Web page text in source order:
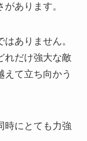
あります。
ありません。
れだけ強大な敵
えて立ち向かう
時にとても力強